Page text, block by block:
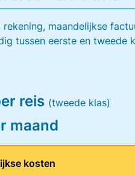
rekening, maandelijkse
tussen eerste en tweede
reis (tweede klas)
maand
kosten